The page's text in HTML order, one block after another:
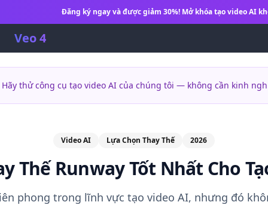
Đăng ký ngay và được giảm 30%! Mở khóa tạo video AI
Veo 4
thử công cụ tạo video AI của chúng tôi — không cần kinh
Video AI Lựa Chọn Thay Thế 2026
Thế Runway Tốt Nhất Cho
phong trong lĩnh vực tạo video AI, nhưng đó